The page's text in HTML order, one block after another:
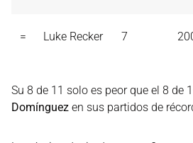
= Luke Recker 7
Su 8 de 11 solo es peor que el 8 de
Domínguez en sus partidos de